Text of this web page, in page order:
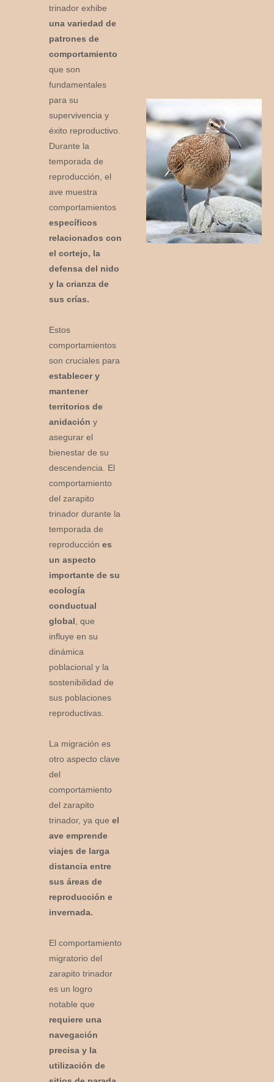
trinador exhibe
una variedad de
patrones de
comportamiento
que son
fundamentales
para su
supervivencia y
éxito reproductivo.
Durante la
temporada de
reproducción, el
ave muestra
comportamientos
específicos
relacionados con
el cortejo, la
defensa del nido
y la crianza de
sus crías.
Estos
comportamientos
son cruciales para
establecer y
mantener
territorios de
anidación y
asegurar el
bienestar de su
descendencia. El
comportamiento
del zarapito
trinador durante la
temporada de
reproducción es
un aspecto
importante de su
ecología
conductual
global , que
influye en su
dinámica
poblacional y la
sostenibilidad de
sus poblaciones
reproductivas.
La migración es
otro aspecto clave
del
comportamiento
del zarapito
trinador, ya que el
ave emprende
viajes de larga
distancia entre
sus áreas de
reproducción e
invernada.
El comportamiento
migratorio del
zarapito trinador
es un logro
notable que
requiere una
navegación
precisa y la
utilización de